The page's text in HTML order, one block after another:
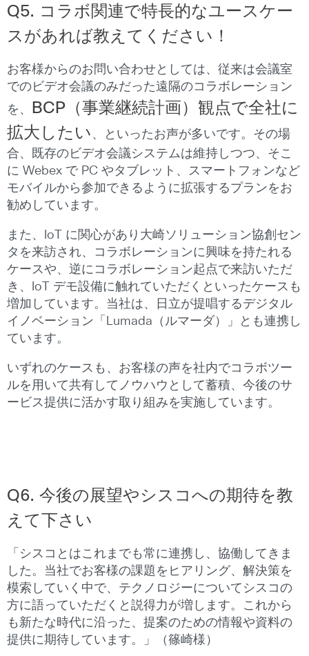
Q5. コラボ関連で特長的なユースケー
スがあれば教えてください！
お客様からのお問い合わせとしては、従来は会議室
でのビデオ会議のみだった遠隔のコラボレーション
を、
BCP（事業継続計画）観点で全社に
拡大したい 、といったお声が多いです。その場
合、既存のビデオ会議システムは維持しつつ、そこ
に Webex で PC やタブレット、スマートフォンなど
モバイルから参加できるように拡張するプランをお
勧めしています。
また、IoT に関心があり大崎ソリューション協創セン
タを来訪され、コラボレーションに興味を持たれる
ケースや、逆にコラボレーション起点で来訪いただ
き、IoT デモ設備に触れていただくといったケースも
増加しています。当社は、日立が提唱するデジタル
イノベーション「Lumada（ルマーダ）」とも連携し
ています。
いずれのケースも、お客様の声を社内でコラボツー
ルを用いて共有してノウハウとして蓄積、今後のサ
ービス提供に活かす取り組みを実施しています。
Q6. 今後の展望やシスコへの期待を教
えて下さい
「シスコとはこれまでも常に連携し、協働してきま
した。当社でお客様の課題をヒアリング、解決策を
模索していく中で、テクノロジーについてシスコの
方に語っていただくと説得力が増します。これから
も新たな時代に沿った、提案のための情報や資料の
提供に期待しています。」（篠崎様）